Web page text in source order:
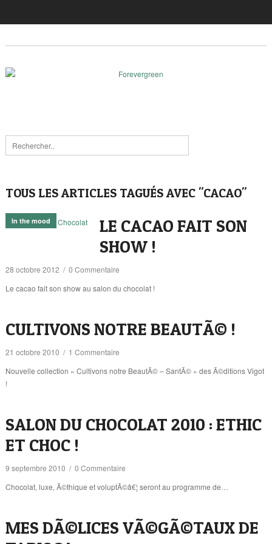
TOUS LES ARTICLES TAGUÉS AVEC "CACAO"
In the mood
LE CACAO FAIT SON
SHOW !
28 octobre 2012 / 0 Commentaire
Le cacao fait son show au salon du chocolat !
CULTIVONS NOTRE BEAUTÃ© !
21 octobre 2010 / 1 Commentaire
Nouvelle collection « Cultivons notre BeautÃ© – SantÃ© » des Ã©ditions Vigot
!
SALON DU CHOCOLAT 2010 : ETHIC
ET CHOC !
9 septembre 2010 / 0 Commentaire
Chocolat, luxe, Ã©thique et voluptÃ©â€¦ seront au programme de…
MES DÃ©LICES VÃ©GÃ©TAUX DE